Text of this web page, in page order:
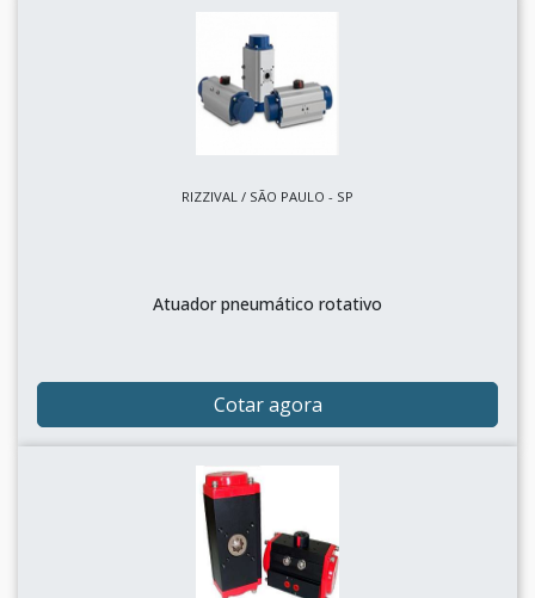
RIZZIVAL / SÃO PAULO - SP
Atuador pneumático rotativo
Cotar agora